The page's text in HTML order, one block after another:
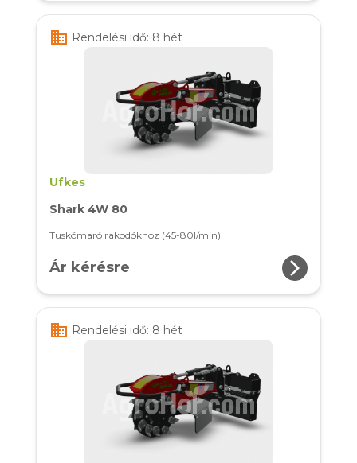
business Rendelési idő: 8 hét
Ufkes
Shark 4W 80
Tuskómaró rakodókhoz (45-80l/min)
Ár kérésre arrow_forward_ios
business Rendelési idő: 8 hét